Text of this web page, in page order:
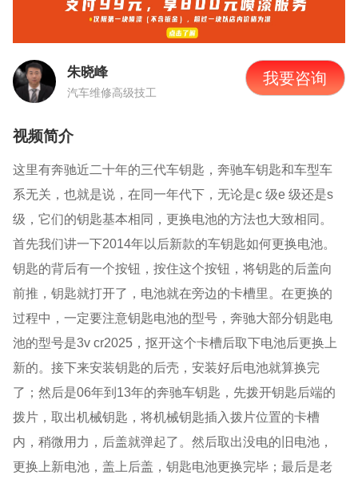
朱晓峰
汽车维修高级技工
我要咨询
视频简介
这里有奔驰近二十年的三代车钥匙，奔驰车钥匙和车型车
系无关，也就是说，在同一年代下，无论是c级e级还是s
级，它们的钥匙基本相同，更换电池的方法也大致相同。
首先我们讲一下2014年以后新款的车钥匙如何更换电池。
钥匙的背后有一个按钮，按住这个按钮，将钥匙的后盖向
前推，钥匙就打开了，电池就在旁边的卡槽里。在更换的
过程中，一定要注意钥匙电池的型号，奔驰大部分钥匙电
池的型号是3v cr2025 ，抠开这个卡槽后取下电池后更换上
新的。接下来安装钥匙的后壳，安装好后电池就算换完
了；然后是06年到 13年的奔驰车钥匙，先拨开钥匙后端的
拨片，取出机械钥匙，将机械钥匙插入拨片位置的卡槽
内，稍微用力，后盖就弹起了。然后取出没电的旧电池，
更换上新电池，盖上后盖，钥匙电池更换完毕；最后是老